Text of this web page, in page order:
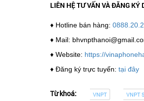
LIÊN HỆ TƯ VẤN VÀ ĐĂNG KÝ
♦ Hotline bán hàng:
♦ Mail:
♦ Website: https://
♦ Đăng ký trực tuyến: tại đây
Từ khoá: VNPT VNPT